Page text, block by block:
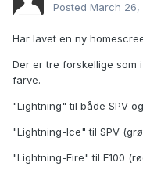
Posted March 26,
Har lavet en ny
Der er tre forskellige som
farve.
"Lightning" til både SPV og
"Lightning-Ice" til SPV
"Lightning-Fire" til E100